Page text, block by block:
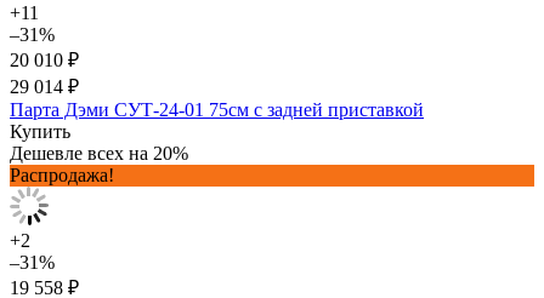
+11
–31%
20 010 ₽
29 014 ₽
Парта Дэми СУТ-24-01 75см с задней приставкой
Купить
Дешевле всех на 20%
Распродажа!
+2
–31%
19 558 ₽